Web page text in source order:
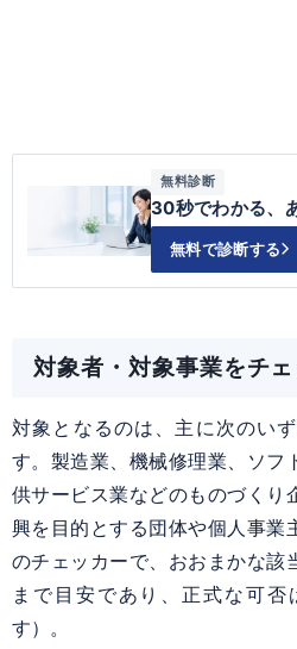
無料診断
30秒でわかる、
無料で診断する
対象者・対象事業をチェ
対象となるのは、主に次のい
す。製造業、機械修理業、ソフ
供サービス業などのものづくり
興を目的とする団体や個人事業
のチェッカーで、おおまかな該
まで目安であり、正式な可否
す）。